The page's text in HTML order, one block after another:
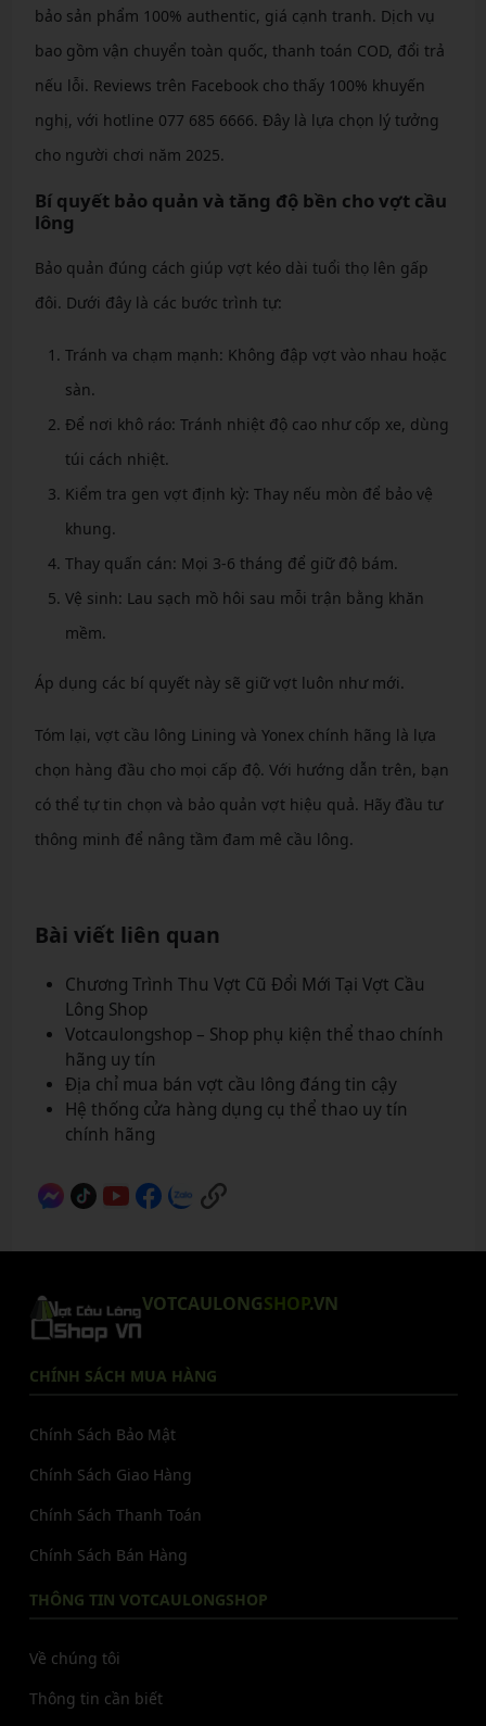
bảo sản phẩm 100% authentic, giá cạnh tranh. Dịch vụ
bao gồm vận chuyển toàn quốc, thanh toán COD, đổi trả
nếu lỗi. Reviews trên Facebook cho thấy 100% khuyến
nghị, với hotline 077 685 6666. Đây là lựa chọn lý tưởng
cho người chơi năm 2025.
Bí quyết bảo quản và tăng độ bền cho vợt cầu
lông
Bảo quản đúng cách giúp vợt kéo dài tuổi thọ lên gấp
đôi. Dưới đây là các bước trình tự:
Tránh va chạm mạnh: Không đập vợt vào nhau hoặc
sàn.
Để nơi khô ráo: Tránh nhiệt độ cao như cốp xe, dùng
túi cách nhiệt.
Kiểm tra gen vợt định kỳ: Thay nếu mòn để bảo vệ
khung.
Thay quấn cán: Mọi 3-6 tháng để giữ độ bám.
Vệ sinh: Lau sạch mồ hôi sau mỗi trận bằng khăn
mềm.
Áp dụng các bí quyết này sẽ giữ vợt luôn như mới.
Tóm lại, vợt cầu lông Lining và Yonex chính hãng là lựa
chọn hàng đầu cho mọi cấp độ. Với hướng dẫn trên, bạn
có thể tự tin chọn và bảo quản vợt hiệu quả. Hãy đầu tư
thông minh để nâng tầm đam mê cầu lông.
Bài viết liên quan
Chương Trình Thu Vợt Cũ Đổi Mới Tại Vợt Cầu
Lông Shop
Votcaulongshop – Shop phụ kiện thể thao chính
hãng uy tín
Địa chỉ mua bán vợt cầu lông đáng tin cậy
Hệ thống cửa hàng dụng cụ thể thao uy tín
chính hãng
VOTCAULONGSHOP.VN
CHÍNH SÁCH MUA HÀNG
Chính Sách Bảo Mật
Chính Sách Giao Hàng
Chính Sách Thanh Toán
Chính Sách Bán Hàng
THÔNG TIN VOTCAULONGSHOP
Về chúng tôi
Thông tin cần biết